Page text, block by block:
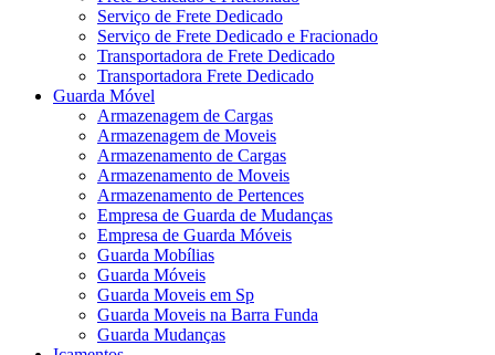
Serviço de Frete Dedicado
Serviço de Frete Dedicado e Fracionado
Transportadora de Frete Dedicado
Transportadora Frete Dedicado
Guarda Móvel
Armazenagem de Cargas
Armazenagem de Moveis
Armazenamento de Cargas
Armazenamento de Moveis
Armazenamento de Pertences
Empresa de Guarda de Mudanças
Empresa de Guarda Móveis
Guarda Mobílias
Guarda Móveis
Guarda Moveis em Sp
Guarda Moveis na Barra Funda
Guarda Mudanças